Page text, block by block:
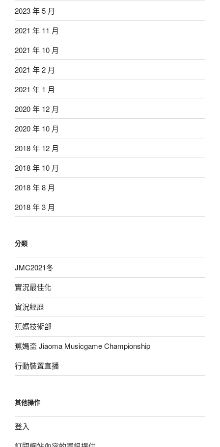
2023 年 5 月
2021 年 11 月
2021 年 10 月
2021 年 2 月
2021 年 1 月
2020 年 12 月
2020 年 10 月
2018 年 12 月
2018 年 10 月
2018 年 8 月
2018 年 3 月
分類
JMC2021冬
實況最佳化
實況經歷
蕉媽技術部
蕉媽盃 Jiaoma Musicgame Championship
行動裝置直播
其他操作
登入